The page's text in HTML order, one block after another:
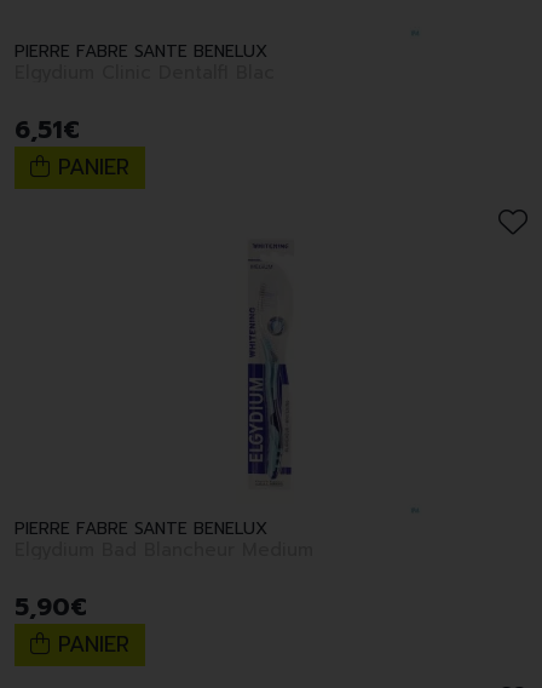
PIERRE FABRE SANTE BENELUX
6,51€
PANIER
PIERRE FABRE SANTE BENELUX
5,90€
PANIER